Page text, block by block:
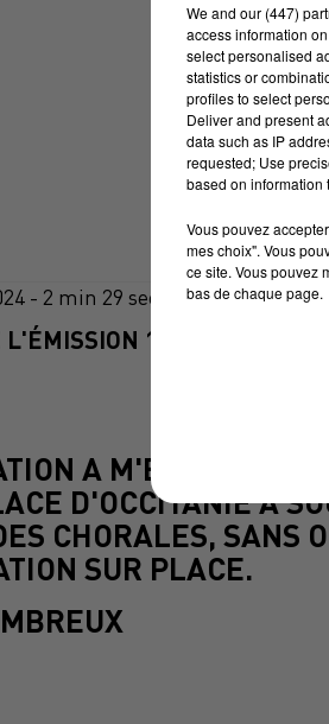
- 2 min 29 sec
L'ÉMISSION 100% CHEZ
A M'EN DONNÉ
D'OCCITANIE À
CHORALES, SANS
SUR PLACE.
We and our (447)
access information
select personalised
statistics or
profiles to select
Deliver and present
data such as IP
requested; Use
based on information
Vous pouvez
mes choix". Vous
ce site. Vous pouvez
bas de chaque page.